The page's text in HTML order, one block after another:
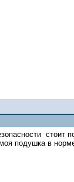
стоит
подушка в